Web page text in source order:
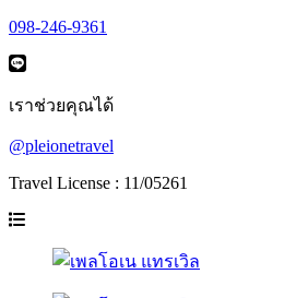
098-246-9361
เราช่วยคุณได้
@pleionetravel
Travel License : 11/05261